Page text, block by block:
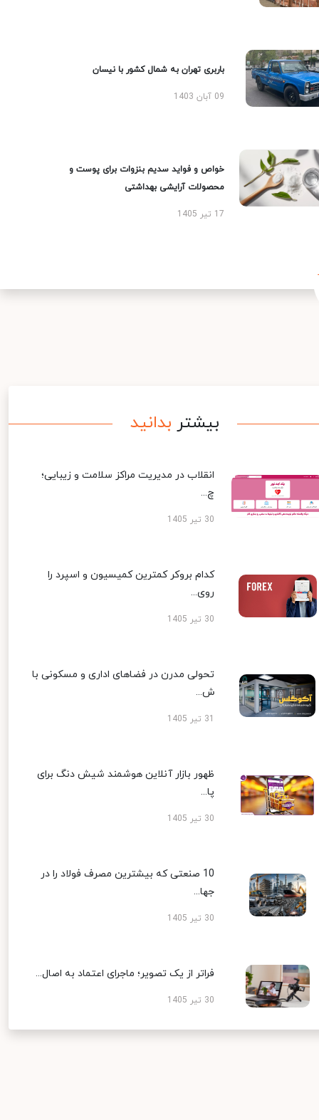
باربری تهران به شمال کشور با نیسان
09 آبان 1403
خواص و فواید سدیم بنزوات برای پوست و
محصولات آرایشی بهداشتی
17 تیر 1405
بیشتر بدانید
انقلاب در مدیریت مراکز سلامت و زیبایی؛
چ...
30 تیر 1405
کدام بروکر کمترین کمیسیون و اسپرد را
روی...
30 تیر 1405
تحولی مدرن در فضاهای اداری و مسکونی با
ش...
ظهور بازار آنلاین هوشمند شیش دنگ برای
پا...
30 تیر 1405
10 صنعتی که بیشترین مصرف فولاد را در
جها...
30 تیر 1405
فراتر از یک تصویر؛ ماجرای اعتماد به اصال...
30 تیر 1405